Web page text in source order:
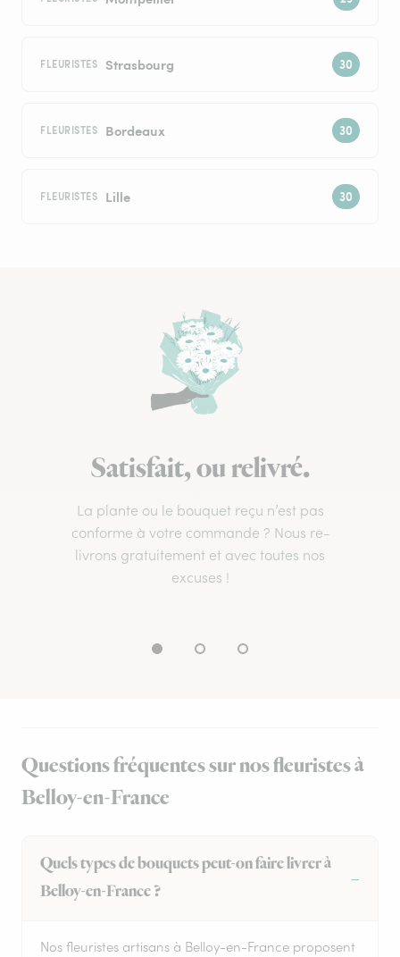
FLEURISTES Strasbourg
FLEURISTES Bordeaux
FLEURISTES Lille
Satisfait, ou relivré.
La plante ou le bouquet reçu n’est pas
conforme à votre commande ? Nous re-
livrons gratuitement et avec toutes nos
excuses !
Questions fréquentes sur nos fleuristes à
Belloy-en-France
Quels types de bouquets peut-on faire livrer à
Belloy-en-France ?
Nos fleuristes artisans à Belloy-en-France proposent